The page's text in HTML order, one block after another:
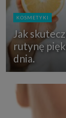
KOSMETYKI
Jak
rutynę
dnia.